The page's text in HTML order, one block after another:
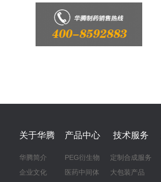
关于华腾
华腾简介
企业文化
产品中心
PEG衍生物
医药中间体
技术服务
定制合成服务
大包装产品